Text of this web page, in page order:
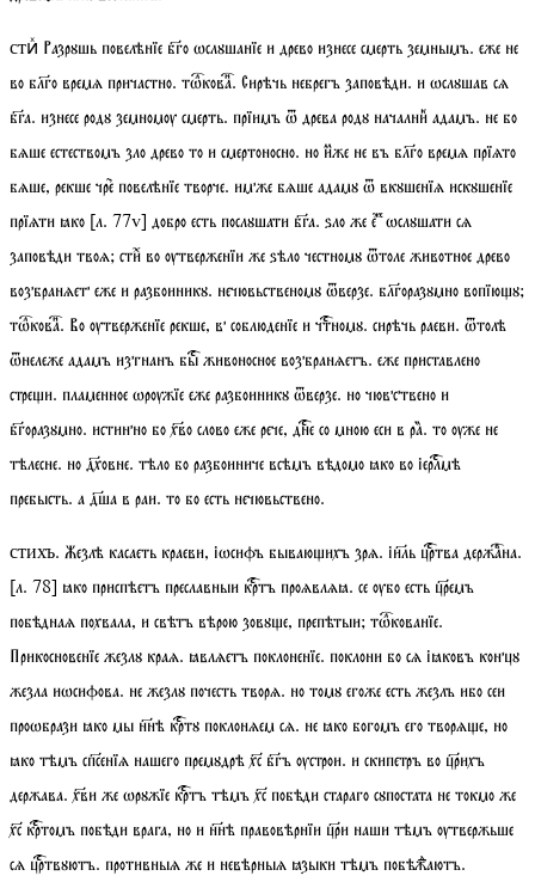
стиⷯ Разрꙋшь повелѣнїе бго ѡслꙋшанїе и древо изнесе смерть земнымъ. еже не
во блго времѧ причастно.тѡкова. Сирѣчь небрегъ заповѣди. и ѡслꙋшав сѧ
бга. изнесе родꙋ земномѹ смерть. прїимъ ѿ древа родꙋ началниⷦ адамъ. не бо
бѧше естествомъ зло древо то и смертоносно. но иⷨже не въ блго времѧ прїѧто
бѧше, рекше чре повелѣнїе творче. имже бѧше адамꙋ ѿ вкꙋшенїѧ искꙋшенїе
прїѧти ꙗко[л.77v]добро есть послꙋшати бга. ѕло же е ⷤ ⷷѡслꙋшати сѧ
заповѣди твоѧ;стиⷯво ѹтверженїи же ѕѣло честномꙋ ѿтоле животное древо
возбранѧет еже и разбоиникꙋ. нечювьственомꙋ ѿверзе. блгоразꙋмно вопїюꙋ;
тѡкова. Во ѹтверженїе рекше, в соблюденїе и чтномꙋ. сирѣчь раеви. ѿтолѣ
ѿнележе адамъ изгнанъ бы живоносное возбранѧетъ. еже приставлено
стреи. пламенное ѡрѹжїе еже разбоиникꙋ ѿверзе. но чювствено и
бгоразꙋмно. истинно бо хво слово еже рече, дне со мною еси в ра. то ѹже не
тѣлесне. но дховне. тѣло бо разбоиниче всѣмъ вѣдомо ꙗко во іерлмѣ
пребысть. а дша в раи. то бо есть нечювьствено.
стихъ. Жезлѣ касаеть краеви, іѡсифъ бываюихъ зрѧ. іиль цртва держана.
[л.78] ꙗко приспѣетъ преславныи кртъ проѧвлѧꙗ. се ѹбо есть цремъ
побѣднаѧ похвала, и свѣтъ вѣрою зовꙋе, препѣтыи;тѡкованїе.
Прикосновенїе жезлꙋ краѧ. ꙗвлѧетъ поклоненїе. поклони бо сѧ іꙗковъ концꙋ
жезла иѡсифова. не жезлꙋ почесть творѧ. но томꙋ егоже есть жезлъ ибо сеи
проѡбрази ꙗко мы ннѣ кртꙋ поклонѧем сѧ. не ꙗко богомъ его творѧе, но
ꙗко тѣмъ спсенїѧ нашего премꙋдрѣ хс бгъ ѹстрои. и скипетръ во црихъ
держава. хви же ѡрꙋжїе кртъ тѣмъ хс побѣди стараго сꙋпостата не токмо же
хс кртомъ побѣди врага, но и ннѣ правовѣрнїи цри наши тѣмъ ѹтвержьше
сѧ цртвꙋютъ. противныѧ же и невѣрныѧ ꙗзыки тѣмъ побѣжⷣаютъ.